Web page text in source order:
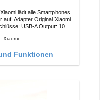
lädt alle Smartphones
Original Xiaomi
Xiaomi
Funktionen